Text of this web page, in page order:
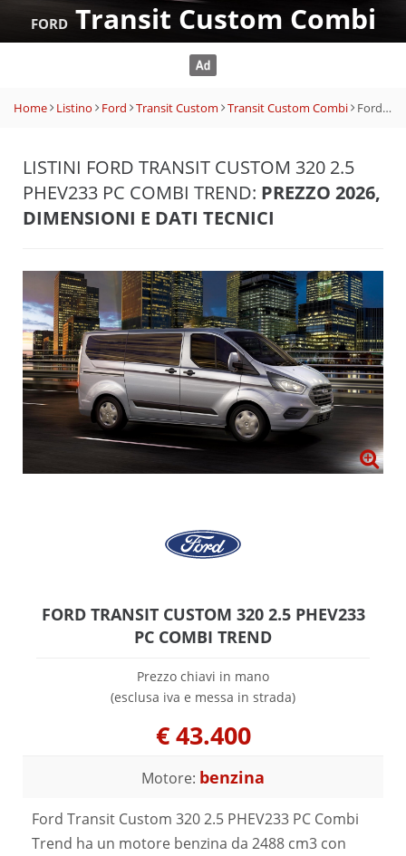
FORDTransit Custom Combi
Home Listino Ford Transit Custom Transit Custom Combi Ford Transit Custom 320 2.5 PHEV233 PC Combi Trend
LISTINI FORD TRANSIT CUSTOM 320 2.5
PHEV233 PC COMBI TREND: PREZZO 2026,
DIMENSIONI E DATI TECNICI
FORD TRANSIT CUSTOM 320 2.5 PHEV233
PC COMBI TREND
Prezzo chiavi in mano
(esclusa iva e messa in strada)
€43.400
Motore: benzina
Ford Transit Custom 320 2.5 PHEV233 PC Combi
Trend ha un motore benzina da 2488 cm3 con